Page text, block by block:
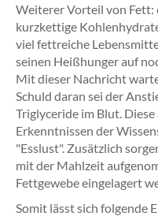
Weiterer Vorteil von Fett:
kurzkettige
viel fettreiche
seinen Heißhunger auf
Mit dieser Nachricht
Schuld daran sei der
Triglyceride im Blut.
Erkenntnissen der
"Esslust". Zusätzlich
mit der Mahlzeit
Fettgewebe eingelagert
Somit lässt sich folgende